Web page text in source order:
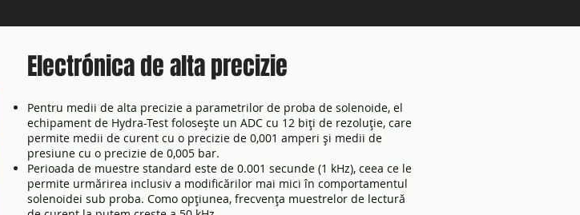
Electrónica de alta precizie
Pentru medii de alta precizie a parametrilor de proba de solenoide, el
echipament de Hydra-Test folosește un ADC cu 12 biți de rezoluție, care
permite medii de curent cu o precizie de 0,001 amperi și medii de
presiune cu o precizie de 0,005 bar.
Perioada de muestre standard este de 0.001 secunde (1 kHz), ceea ce le
permite urmărirea inclusiv a modificărilor mai mici în comportamentul
solenoidei sub proba. Como opțiunea, frecvența muestrelor de lectură